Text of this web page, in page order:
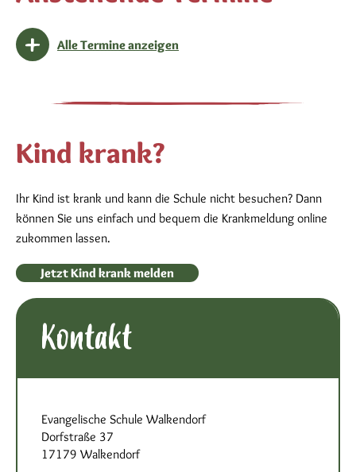
Alle Termine anzeigen
Kind krank?
Ihr Kind ist krank und kann die Schule nicht besuchen? Dann
können Sie uns einfach und bequem die Krankmeldung online
zukommen lassen.
Jetzt Kind krank melden
Kontakt
Evangelische Schule Walkendorf
Dorfstraße 37
17179 Walkendorf